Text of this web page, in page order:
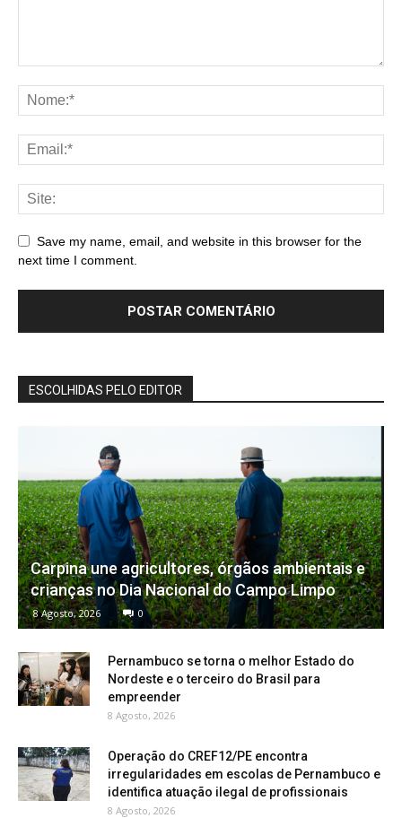
Save my name, email, and website in this browser for the
next time I comment.
ESCOLHIDAS PELO EDITOR
Carpina une agricultores, órgãos ambientais e
crianças no Dia Nacional do Campo Limpo
8 Agosto, 2026 0
Pernambuco se torna o melhor Estado do
Nordeste e o terceiro do Brasil para
empreender
8 Agosto, 2026
Operação do CREF12/PE encontra
irregularidades em escolas de Pernambuco e
identifica atuação ilegal de profissionais
8 Agosto, 2026